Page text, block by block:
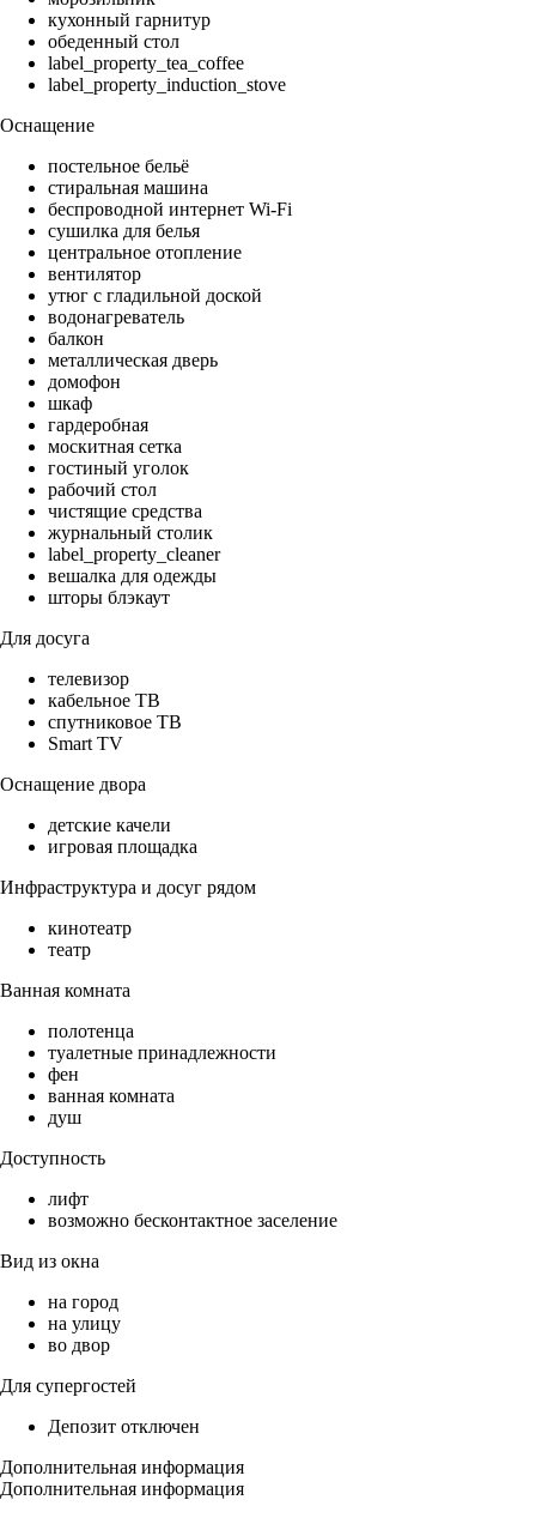
кухонный гарнитур
обеденный стол
label_property_tea_coffee
label_property_induction_stove
Оснащение
постельное бельё
стиральная машина
беспроводной интернет Wi-Fi
сушилка для белья
центральное отопление
вентилятор
утюг с гладильной доской
водонагреватель
балкон
металлическая дверь
домофон
шкаф
гардеробная
москитная сетка
гостиный уголок
рабочий стол
чистящие средства
журнальный столик
label_property_cleaner
вешалка для одежды
шторы блэкаут
Для досуга
телевизор
кабельное ТВ
спутниковое ТВ
Smart TV
Оснащение двора
детские качели
игровая площадка
Инфраструктура и досуг рядом
кинотеатр
театр
Ванная комната
полотенца
туалетные принадлежности
фен
ванная комната
душ
Доступность
лифт
возможно бесконтактное заселение
Вид из окна
на город
на улицу
во двор
Для супергостей
Депозит отключен
Дополнительная информация
Дополнительная информация